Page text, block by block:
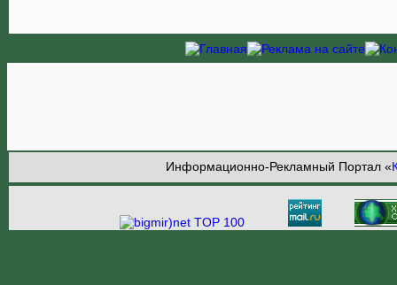
Информационно-Рекламный Портал «